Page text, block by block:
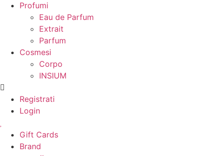
Profumi
Eau de Parfum
Extrait
Parfum
Cosmesi
Corpo
INSIUM
Registrati
Login
Gift Cards
Brand